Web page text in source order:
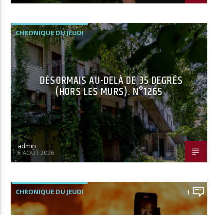
CHRONIQUE DU JEUDI
DÉSORMAIS AU-DELÀ DE 35 DEGRÉS
(HORS LES MURS). N°1265
admin
5 AOÛT 2026
CHRONIQUE DU JEUDI 1